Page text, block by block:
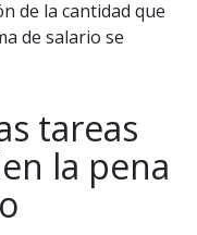
de la cantidad que
de salario se
tareas
la pena